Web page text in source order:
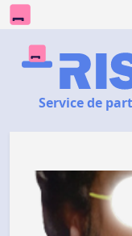
Service de